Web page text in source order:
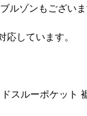
ルゾンもござい
しています。
スルーポケット